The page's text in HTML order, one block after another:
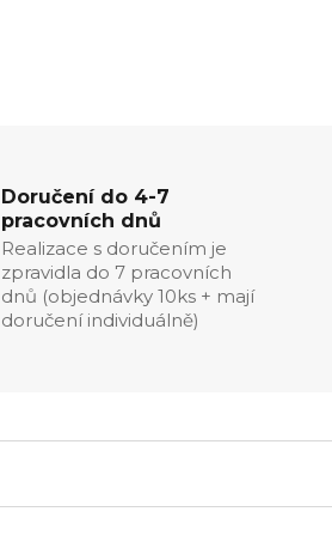
Doručení do 4-7
pracovních dnů
Realizace s doručením je
zpravidla do 7 pracovních
dnů (objednávky 10ks + mají
doručení individuálně)